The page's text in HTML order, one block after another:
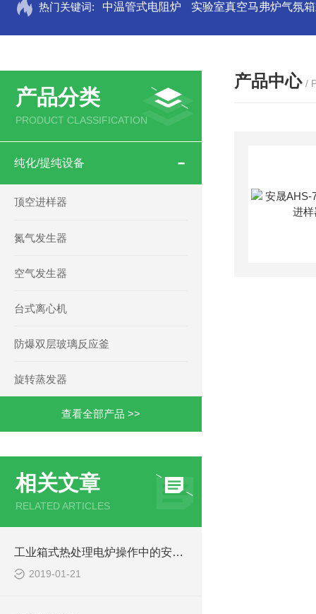
热门关键词: 中温管式电阻炉 实验室真空马弗炉气氛
产品分类
PRODUCT CLASSIFICATION
纯化/提纯设备
顶空进样器
氮气发生器
空气发生器
台式离心机
防爆双层玻璃反应釜
旋转蒸发器
查看全部产品 >>
相关文章
RELATED ARTICLES
工业箱式热处理电炉操作中的安全隐患及防范意识
2019-01-21
产品中心 /